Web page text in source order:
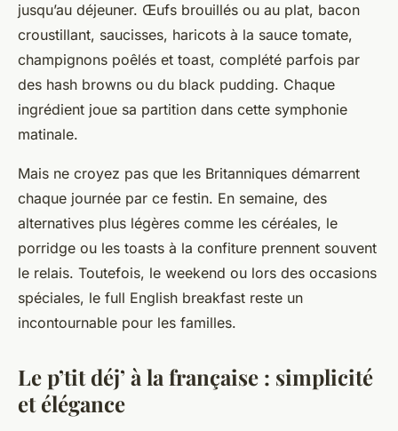
jusqu’au déjeuner. Œufs brouillés ou au plat, bacon
croustillant, saucisses, haricots à la sauce tomate,
champignons poêlés et toast, complété parfois par
des hash browns ou du black pudding. Chaque
ingrédient joue sa partition dans cette symphonie
matinale.
Mais ne croyez pas que les Britanniques démarrent
chaque journée par ce festin. En semaine, des
alternatives plus légères comme les céréales, le
porridge ou les toasts à la confiture prennent souvent
le relais. Toutefois, le weekend ou lors des occasions
spéciales, le full English breakfast reste un
incontournable pour les familles.
Le p’tit déj’ à la française : simplicité
et élégance